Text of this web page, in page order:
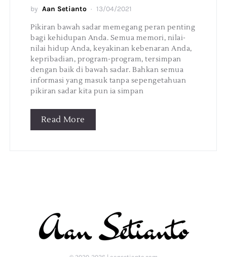
by Aan Setianto 13/04/2021
Pikiran bawah sadar memegang peran penting
bagi kehidupan Anda. Semua memori, nilai-
nilai hidup Anda, keyakinan kebenaran Anda,
kepribadian, program-program, tersimpan
dengan baik di bawah sadar. Bahkan semua
informasi yang masuk tanpa sepengetahuan
pikiran sadar kita pun ia simpan
Read More